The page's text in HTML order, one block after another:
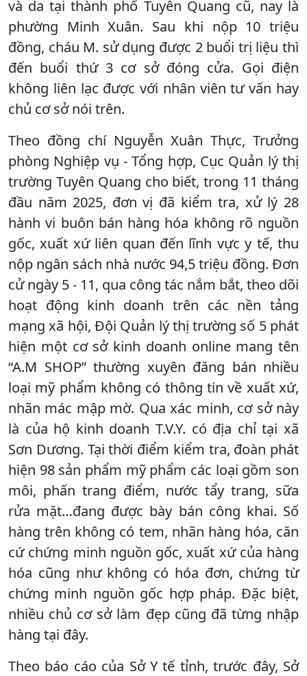
và da tại thành phố Tuyên Quang cũ, nay là
phường Minh Xuân. Sau khi nộp 10 triệu
đồng, cháu M. sử dụng được 2 buổi trị liệu thì
đến buổi thứ 3 cơ sở đóng cửa. Gọi điện
không liên lạc được với nhân viên tư vấn hay
chủ cơ sở nói trên.
Theo đồng chí Nguyễn Xuân Thực, Trưởng
phòng Nghiệp vụ - Tổng hợp, Cục Quản lý thị
trường Tuyên Quang cho biết, trong 11 tháng
đầu năm 2025, đơn vị đã kiểm tra, xử lý 28
hành vi buôn bán hàng hóa không rõ nguồn
gốc, xuất xứ liên quan đến lĩnh vực y tế, thu
nộp ngân sách nhà nước 94,5 triệu đồng. Đơn
cử ngày 5 - 11, qua công tác nắm bắt, theo dõi
hoạt động kinh doanh trên các nền tảng
mạng xã hội, Đội Quản lý thị trường số 5 phát
hiện một cơ sở kinh doanh online mang tên
“A.M SHOP” thường xuyên đăng bán nhiều
loại mỹ phẩm không có thông tin về xuất xứ,
nhãn mác mập mờ. Qua xác minh, cơ sở này
là của hộ kinh doanh T.V.Y. có địa chỉ tại xã
Sơn Dương. Tại thời điểm kiểm tra, đoàn phát
hiện 98 sản phẩm mỹ phẩm các loại gồm son
môi, phấn trang điểm, nước tẩy trang, sữa
rửa mặt…đang được bày bán công khai. Số
hàng trên không có tem, nhãn hàng hóa, căn
cứ chứng minh nguồn gốc, xuất xứ của hàng
hóa cũng như không có hóa đơn, chứng từ
chứng minh nguồn gốc hợp pháp. Đặc biệt,
nhiều chủ cơ sở làm đẹp cũng đã từng nhập
hàng tại đây.
Theo báo cáo của Sở Y tế tỉnh, trước đây, Sở